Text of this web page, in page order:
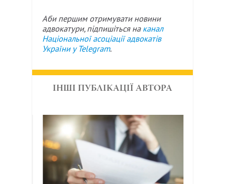
Аби першим отримувати новини
адвокатури, підпишіться на канал
Національної асоціації адвокатів
України у Telegram.
ІНШІ ПУБЛІКАЦІЇ АВТОРА